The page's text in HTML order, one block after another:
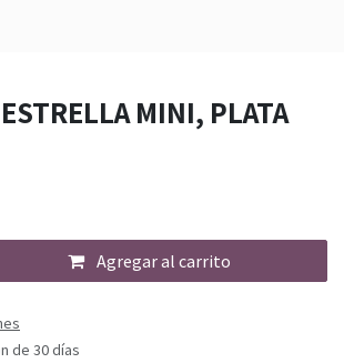
MINI, PLATA
Agregar al carrito
de 30 días